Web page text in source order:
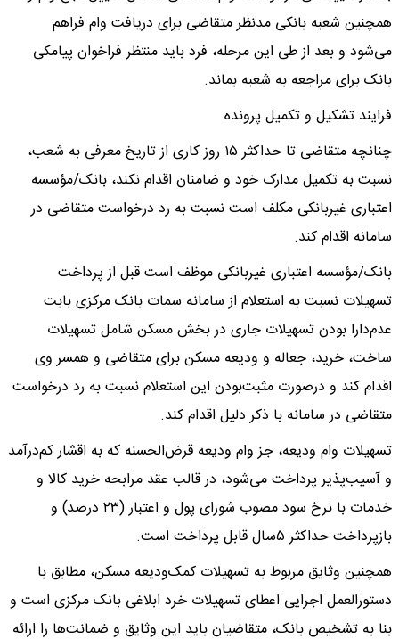
همچنین شعبه بانکی مدنظر متقاضی برای دریافت وام فراهم
می‌شود و بعد از طی این مرحله، فرد باید منتظر فراخوان پیامکی
بانک برای مراجعه به شعبه بماند.
فرایند تشکیل و تکمیل پرونده
چنانچه متقاضی تا حداکثر ۱۵ روز کاری از تاریخ معرفی به شعب،
نسبت به تکمیل مدارک خود و ضامنان اقدام نکند، بانک/مؤسسه
اعتباری غیربانکی مکلف است نسبت به رد درخواست متقاضی در
سامانه اقدام کند.
بانک/مؤسسه اعتباری غیربانکی موظف است قبل از پرداخت
تسهیلات نسبت به استعلام از سامانه سمات بانک مرکزی بابت
عدم‌دارا بودن تسهیلات جاری در بخش مسکن شامل تسهیلات
ساخت، خرید، جعاله و ودیعه مسکن برای متقاضی و همسر وی
اقدام کند و درصورت مثبت‌بودن این استعلام نسبت به رد درخواست
متقاضی در سامانه با ذکر دلیل اقدام کند.
تسهیلات وام ودیعه، جز وام ودیعه قرض‌الحسنه که به اقشار کم‌درآمد
و آسیب‌پذیر پرداخت می‌شود، در قالب عقد مرابحه خرید کالا و
خدمات با نرخ سود مصوب شورای پول و اعتبار (۲۳ درصد) و
بازپرداخت حداکثر ۵سال قابل پرداخت است.
همچنین وثایق مربوط به تسهیلات کمک‌ودیعه مسکن، مطابق با
دستورالعمل اجرایی اعطای تسهیلات خرد ابلاغی بانک مرکزی است و
بنا به تشخیص بانک، متقاضیان باید این وثایق و ضمانت‌ها را ارائه